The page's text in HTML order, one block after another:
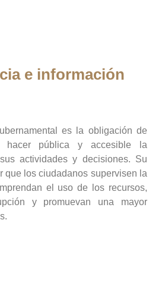
e información
es la obligación de
hacer pública y accesible la
actividades y decisiones. Su
que los ciudadanos supervisen la
el uso de los recursos,
y promuevan una mayor